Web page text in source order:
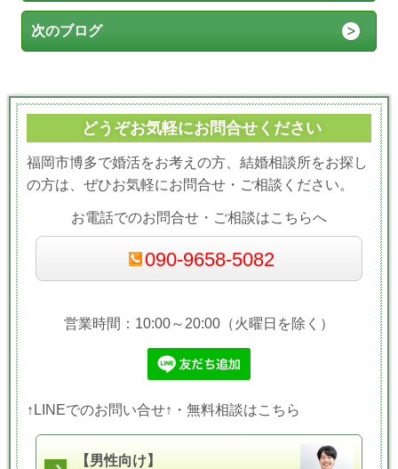
次のブログ
どうぞお気軽にお問合せください
福岡市博多で婚活をお考えの方、結婚相談所をお探し
の方は、ぜひお気軽にお問合せ・ご相談ください。
お電話でのお問合せ・ご相談はこちらへ
090-9658-5082
営業時間：10:00～20:00（火曜日を除く）
↑LINEでのお問い合せ↑・無料相談はこちら
【男性向け】